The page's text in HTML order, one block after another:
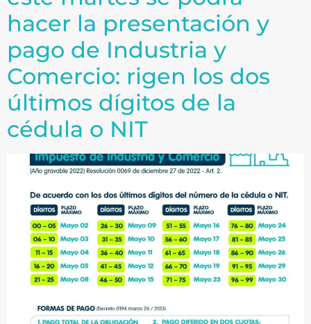
hacer la presentación y
pago de Industria y
Comercio: rigen los dos
últimos dígitos de la
cédula o NIT